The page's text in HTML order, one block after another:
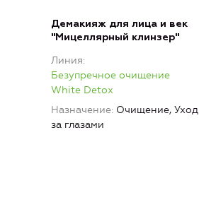
Демакияж для лица и век
"Мицеллярный клинзер"
Линия
Безупречное очищение
White Detox
Назначение Очищение, Уход
за глазами